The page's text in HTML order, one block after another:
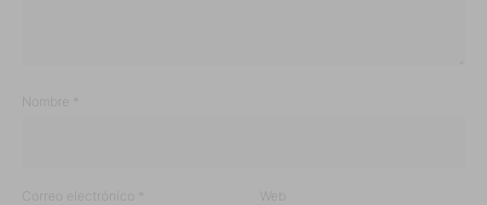
Nombre
Correo electrónico Web